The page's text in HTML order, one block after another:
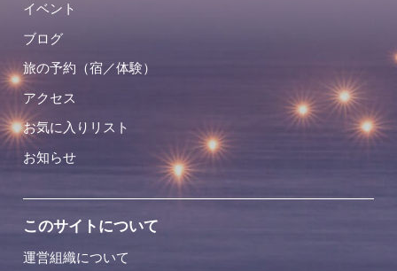
イベント
ブログ
旅の予約（宿／体験）
アクセス
お気に入りリスト
お知らせ
このサイトについて
運営組織について